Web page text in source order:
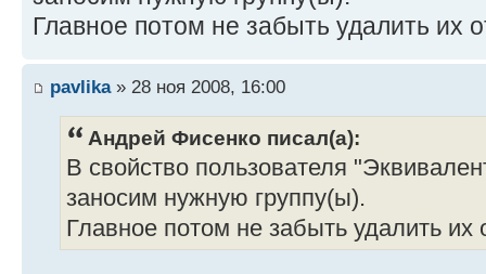
Главное потом не забыть удалить их
pavlika» 28 ноя 2008, 16:00
Андрей Фисенко писал(а):
В свойство пользователя
заносим нужную группу(ы).
Главное потом не забыть удалить их